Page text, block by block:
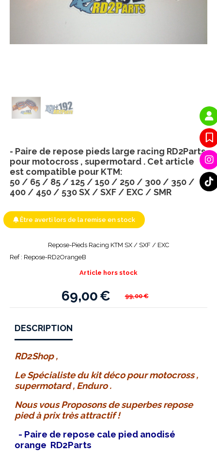
Repose-Pieds Racing KTM SX / SXF / EXC
Ref : Repose-RD2OrangeB
69,00€ 99,00€
Article hors stock
- Paire de repose pieds large racing RD2Parts
pour motocross , supermotard . Cet article
est compatible pour KTM:
50 / 65 / 85 / 125 / 150 / 250 / 300 / 350 /
400 / 450 / 530 SX / SXF / EXC / SMR
Être averti lors de la remise en stock
DESCRIPTION
RD2Shop ,
Le Spécialiste du kit déco pour motocross ,
supermotard , Enduro .
Nous vous Proposons de superbes repose
pied à prix très attractif !
- Paire de repose cale pied anodisé
orange RD2Parts